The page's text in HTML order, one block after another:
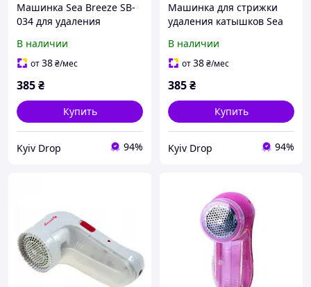
Машинка Sea Breeze SB-
034 для удаления
3Вт запасной нож
бежевая
В наличии
от38₴/мес
385₴
Купить
Kyiv Drop 94%
Машинка для стрижки
удаления катышков Sea
В наличии
от38₴/мес
385₴
Купить
Kyiv Drop 94%